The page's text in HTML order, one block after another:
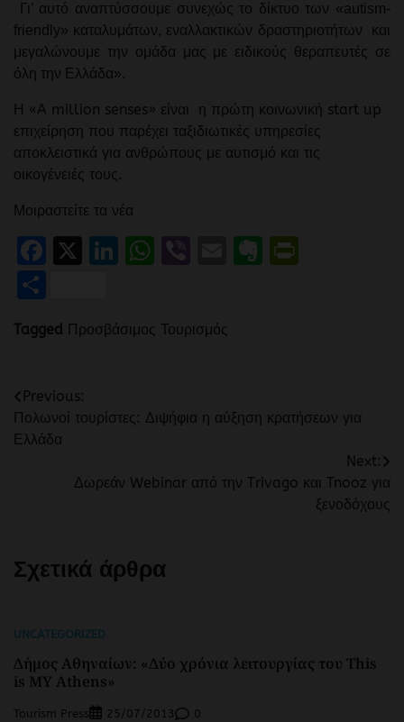
Γι’ αυτό αναπτύσσουμε συνεχώς το δίκτυο των «autism-
friendly» καταλυμάτων, εναλλακτικών δραστηριοτήτων και
μεγαλώνουμε την ομάδα μας με ειδικούς θεραπευτές σε
όλη την Ελλάδα».
Η «A million senses» είναι η πρώτη κοινωνική start up
επιχείρηση που παρέχει ταξιδιωτικές υπηρεσίες
αποκλειστικά για ανθρώπους με αυτισμό και τις
οικογένειές τους.
Μοιραστείτε τα νέα
Facebook
X LinkedIn
WhatsApp
ViberEmailEvernote
Tagged Προσβάσιμος Τουρισμός
Πλοήγηση
άρθρων
Previous:
Πολωνοί τουρίστες: Διψήφια η αύξηση κρατήσεων για
Ελλάδα
Next:
Δωρεάν Webinar από την Trivago και Tnooz για
ξενοδόχους
Σχετικά άρθρα
UNCATEGORIZED
Δήμος Αθηναίων: «Δύο χρόνια λειτουργίας του This
is MY Athens»
Tourism Press 25/07/2013 0